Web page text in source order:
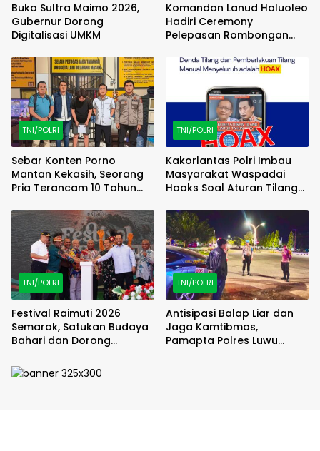
Buka Sultra Maimo 2026,
Gubernur Dorong
Digitalisasi UMKM
Komandan Lanud Haluoleo
Hadiri Ceremony
Pelepasan Rombongan
(FAMTRIP) Overland
TNI/POLRI
Sebar Konten Porno
Mantan Kekasih, Seorang
Pria Terancam 10 Tahun
TNI/POLRI
Kakorlantas Polri Imbau
Masyarakat Waspadai
Hoaks Soal Aturan Tilang
TNI/POLRI
Festival Raimuti 2026
Semarak, Satukan Budaya
Bahari dan Dorong
TNI/POLRI
Antisipasi Balap Liar dan
Jaga Kamtibmas,
Pamapta Polres Luwu